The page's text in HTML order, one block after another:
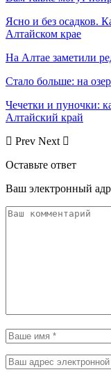
Ясно и без осадков.
Алтайском крае
На Алтае заметили
Стало больше: на
Чечетки и пуночки:
Алтайский край
Prev Next
Оставьте ответ
Ваш электронный